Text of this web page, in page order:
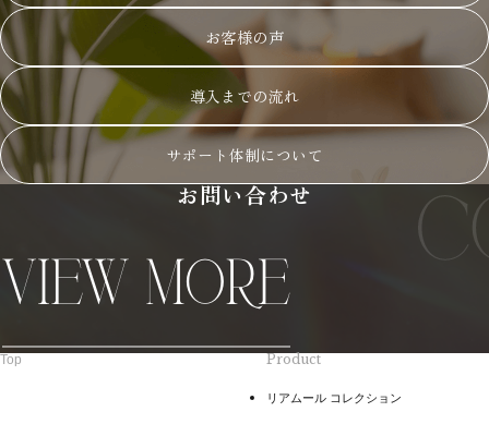
お客様の声
導入までの流れ
サポート体制について
お問い合わせ
Top Product
リアムール コレクション